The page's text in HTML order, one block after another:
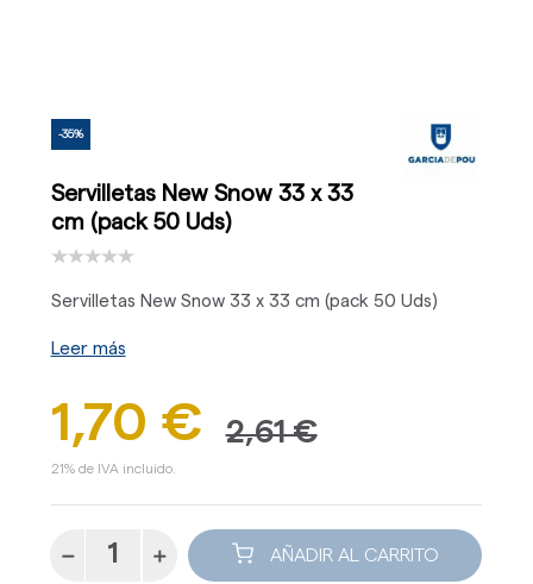
-35%
Servilletas New Snow 33 x 33
cm (pack 50 Uds)
Servilletas New Snow 33 x 33 cm (pack 50 Uds)
Leer más
1,70 € 2,61 €
21% de IVA incluido.
AÑADIR AL CARRITO